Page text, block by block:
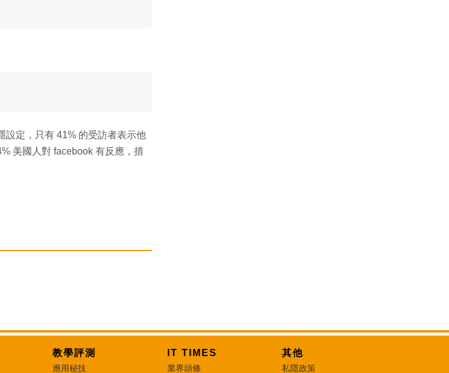
設定，只有 41% 的受訪者表示他
美國人對 facebook 有反應，措
教學評測
應用秘技
IT TIMES
業界頭條
其他
私隱政策